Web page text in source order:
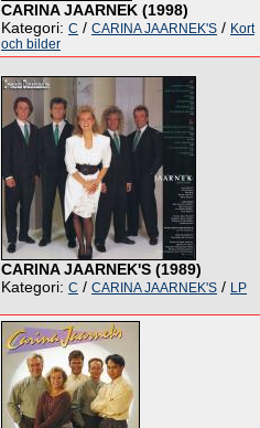
CARINA JAARNEK (1998)
Kategori: C / CARINA JAARNEK'S / Kort
och bilder
CARINA JAARNEK'S (1989)
Kategori: C / CARINA JAARNEK'S / LP